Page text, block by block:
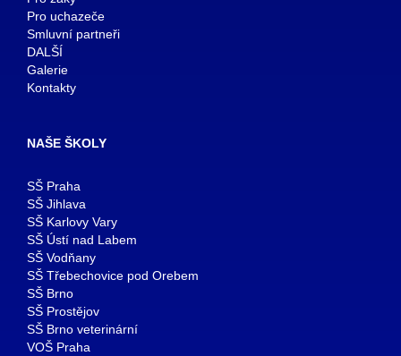
Pro uchazeče
Smluvní partneři
DALŠÍ
Galerie
Kontakty
NAŠE ŠKOLY
SŠ Praha
SŠ Jihlava
SŠ Karlovy Vary
SŠ Ústí nad Labem
SŠ Vodňany
SŠ Třebechovice pod Orebem
SŠ Brno
SŠ Prostějov
SŠ Brno veterinární
VOŠ Praha